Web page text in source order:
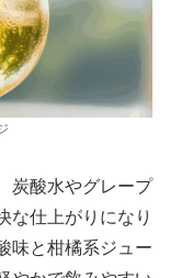
炭酸水やグレープ
な仕上がりになり
味と柑橘系ジュー